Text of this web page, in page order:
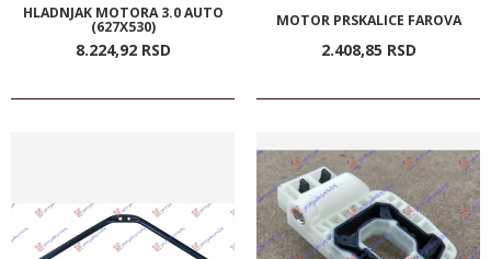
HLADNJAK MOTORA 3.0 AUTO
(627X530)
8.224,92 RSD
MOTOR PRSKALICE FAROVA
2.408,85 RSD